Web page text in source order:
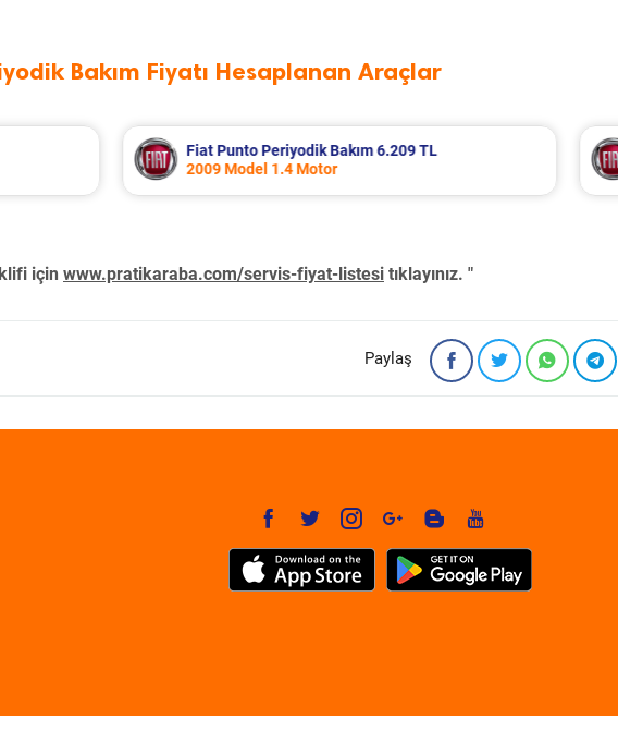
Bakım Fiyatı Hesaplanan Araçlar
TL
Fiat Marea Periyodik Bakım 4.946 TL
2004 Model 1.6 Motor
için www.pratikaraba.com/servis-fiyat-listesi tıklayınız. "
Paylaş